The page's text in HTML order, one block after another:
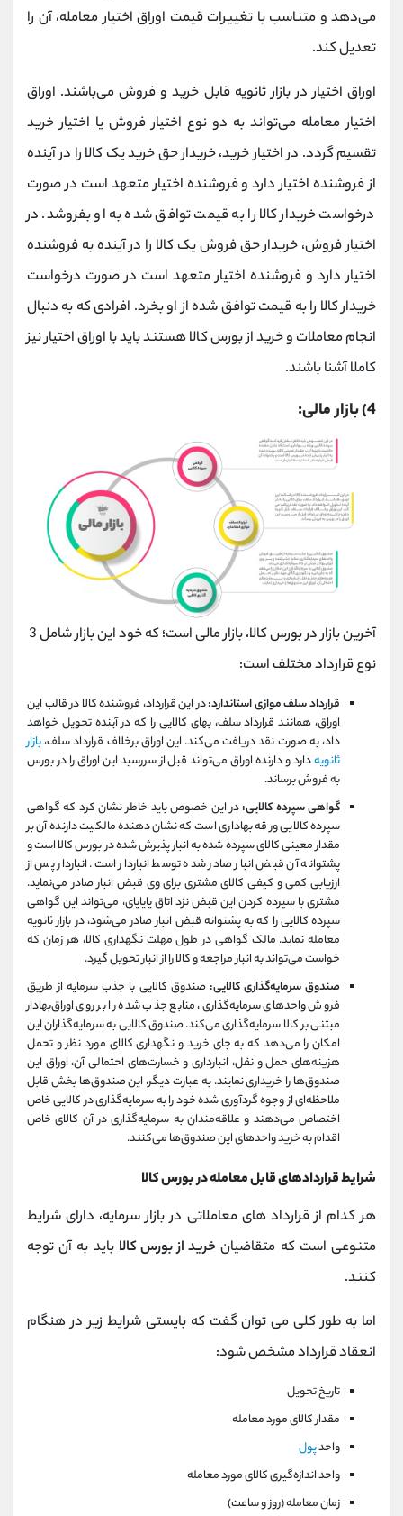
می‌دهد و متناسب با تغییرات قیمت اوراق اختیار معامله، آن را
تعدیل کند.
اوراق اختیار در بازار ثانویه قابل خرید و فروش می‌باشند. اوراق
اختیار معامله می‌تواند به دو نوع اختیار فروش یا اختیار خرید
تقسیم گردد. در اختیار خرید، خریدار حق خرید یک کالا را در آینده
از فروشنده اختیار دارد و فروشنده اختیار متعهد است در صورت
درخواست خریدار کالا را به قیمت توافق شده به او بفروشد. در
اختیار فروش، خریدار حق فروش یک کالا را در آینده به فروشنده
اختیار دارد و فروشنده اختیار متعهد است در صورت درخواست
خریدار کالا را به قیمت توافق شده از او بخرد. افرادی که به دنبال
انجام معاملات و خرید از بورس کالا هستند باید با اوراق اختیار نیز
کاملا آشنا باشند.
4) بازار مالی:
آخرین بازار در بورس کالا، بازار مالی است؛ که خود این بازار شامل 3
نوع قرارداد مختلف است:
قرارداد سلف موازی استاندارد:در این قرارداد، فروشنده کالا در قالب این
اوراق، همانند قرارداد سلف، بهای کالایی را که در آینده تحویل خواهد
داد، به صورت نقد دریافت می‌کند. این اوراق برخلاف قرارداد سلف،بازار
ثانویهدارد و دارنده اوراق می‌تواند قبل از سررسید این اوراق را در بورس
به فروش برساند.
گواهی سپرده کالایی:در این خصوص باید خاطر نشان کرد که گواهی
سپرده کالایی ورقه بهاداری است که نشان دهنده مالکیت دارنده آن بر
مقدار معینی کالای سپرده شده به انبار پذیرش شده در بورس کالا است و
پشتوانه آن قبض انبار صادر شده توسط انباردار است. انباردار پس از
ارزیابی کمی و کیفی کالای مشتری برای وی قبض انبار صادر می‌نماید.
مشتری با سپرده کردن این قبض نزد اتاق پایاپای، می‌تواند این گواهی
سپرده کالایی را که به پشتوانه قبض انبار صادر می‌شود، در بازار ثانویه
معامله نماید. مالک گواهی در طول مهلت نگهداری کالا، هر زمان که
خواست می‌تواند به انبار مراجعه و کالا را از انبار تحویل گیرد.
صندوق سرمایه‌گذاری کالایی: صندوق کالایی با جذب سرمایه از طریق
فروش واحدهای سرمایه‌گذاری، منابع جذب شده را بر روی اوراق‌بهادار
مبتنی بر کالا سرمایه‌گذاری می‌کند. صندوق کالایی به سرمایه‌گذاران این
امکان را می‌دهد که به جای خرید و نگهداری کالای مورد نظر و تحمل
هزینه‌های حمل و نقل، انبارداری و خسارت‌های احتمالی آن، اوراق این
صندوق‌ها را خریداری نمایند. به عبارت دیگر، این صندوق‌ها بخش قابل
ملاحظه‌ای از وجوه گردآوری شده خود را به سرمایه‌گذاری در کالایی خاص
اختصاص می‌دهند و علاقه‌مندان به سرمایه‌گذاری در آن کالای خاص
اقدام به خرید واحدهای این صندوق‌ها می‌کنند.
شرایط قراردادهای قابل معامله در بورس کالا
هر کدام از قرارداد های معاملاتی در بازار سرمایه، دارای شرایط
متنوعی است که متقاضیان خرید از بورس کالا باید به آن توجه
کنند.
اما به طور کلی می توان گفت که بایستی شرایط زیر در هنگام
انعقاد قرارداد مشخص شود:
تاریخ تحویل
مقدار کالای مورد معامله
واحدپول
واحد اندازه‌گیری کالای مورد معامله
زمان معامله (روز و ساعت)